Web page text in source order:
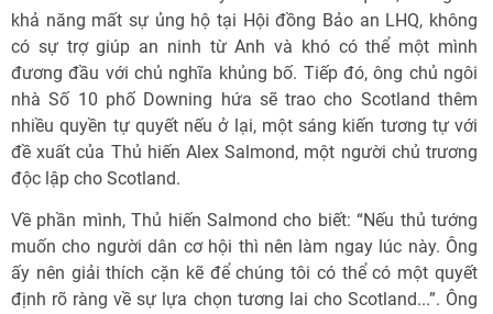
khả năng mất sự ủng hộ tại Hội đồng Bảo an LHQ, không
có sự trợ giúp an ninh từ Anh và khó có thể một mình
đương đầu với chủ nghĩa khủng bố. Tiếp đó, ông chủ ngôi
nhà Số 10 phố Downing hứa sẽ trao cho Scotland thêm
nhiều quyền tự quyết nếu ở lại, một sáng kiến tương tự với
đề xuất của Thủ hiến Alex Salmond, một người chủ trương
độc lập cho Scotland.
Về phần mình, Thủ hiến Salmond cho biết: “Nếu thủ tướng
muốn cho người dân cơ hội thì nên làm ngay lúc này. Ông
ấy nên giải thích cặn kẽ để chúng tôi có thể có một quyết
định rõ ràng về sự lựa chọn tương lai cho Scotland...”. Ông